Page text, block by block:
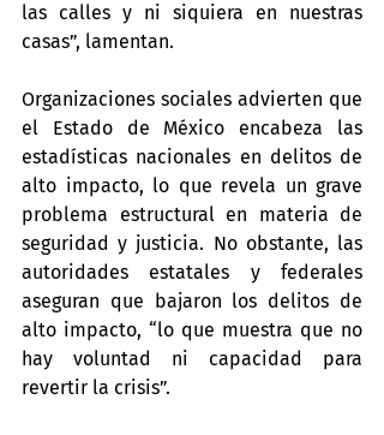
las calles y ni siquiera en nuestras
casas”, lamentan.
Organizaciones sociales advierten que
el Estado de México encabeza las
estadísticas nacionales en delitos de
alto impacto, lo que revela un grave
problema estructural en materia de
seguridad y justicia. No obstante, las
autoridades estatales y federales
aseguran que bajaron los delitos de
alto impacto, “lo que muestra que no
hay voluntad ni capacidad para
revertir la crisis”.